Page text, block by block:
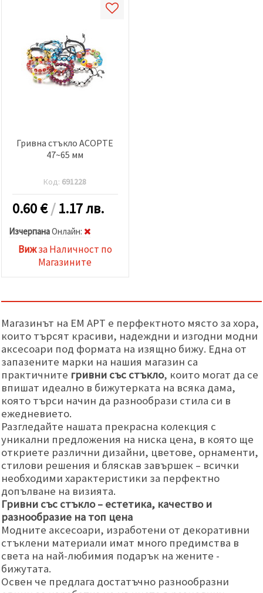
Гривна стъкло АСОРТЕ
47~65 мм
Код: 691228
0.60€/1.17 лв.
ИзчерпанаOнлайн:
Вижза Наличност по
Магазините
Магазинът на ЕМ АРТ е перфектното място за хора,
които търсят красиви, надеждни и изгодни модни
аксесоари под формата на изящно бижу. Една от
запазените марки на нашия магазин са
практичните гривни със стъкло, които могат да се
впишат идеално в бижутерката на всяка дама,
която търси начин да разнообрази стила си в
ежедневието.
Разгледайте нашата прекрасна колекция с
уникални предложения на ниска цена, в която ще
откриете различни дизайни, цветове, орнаменти,
стилови решения и бляскав завършек – всички
необходими характеристики за перфектно
допълване на визията.
Гривни със стъкло – естетика, качество и
разнообразие на топ цена
Модните аксесоари, изработени от декоративни
стъклени материали имат много предимства в
света на най-любимия подарък на жените -
бижутата.
Освен че предлага достатъчно разнообразни